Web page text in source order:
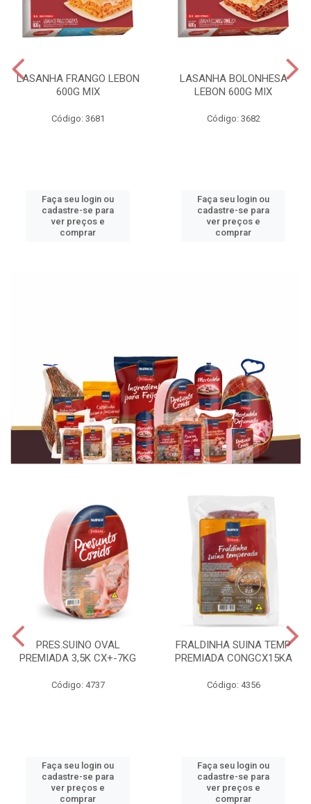
LASANHA FRANGO LEBON
600G MIX
Código: 3681
Faça seu login ou
cadastre-se para
ver preços e
comprar
LASANHA BOLONHESA
LEBON 600G MIX
Código: 3682
Faça seu login ou
cadastre-se para
ver preços e
comprar
PRES.SUINO OVAL
PREMIADA 3,5K CX+-7KG
Código: 4737
Faça seu login ou
cadastre-se para
ver preços e
comprar
FRALDINHA SUINA TEMP
PREMIADA CONGCX15KA
Código: 4356
Faça seu login ou
cadastre-se para
ver preços e
comprar